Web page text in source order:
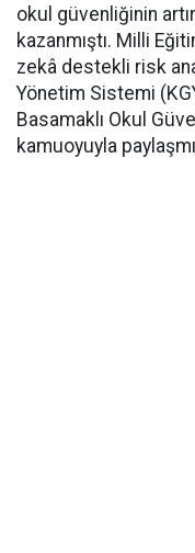
okul güvenliğinin
kazanmıştı. Milli
zekâ destekli risk
Yönetim Sistemi
Basamaklı Okul
kamuoyuyla